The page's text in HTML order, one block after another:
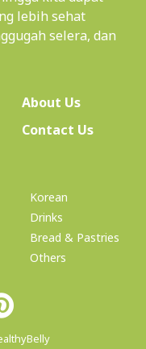
lebih sehat
selera, dan
About Us(current)
Contact Us
Korean
Drinks
Bread & Pastries
Others